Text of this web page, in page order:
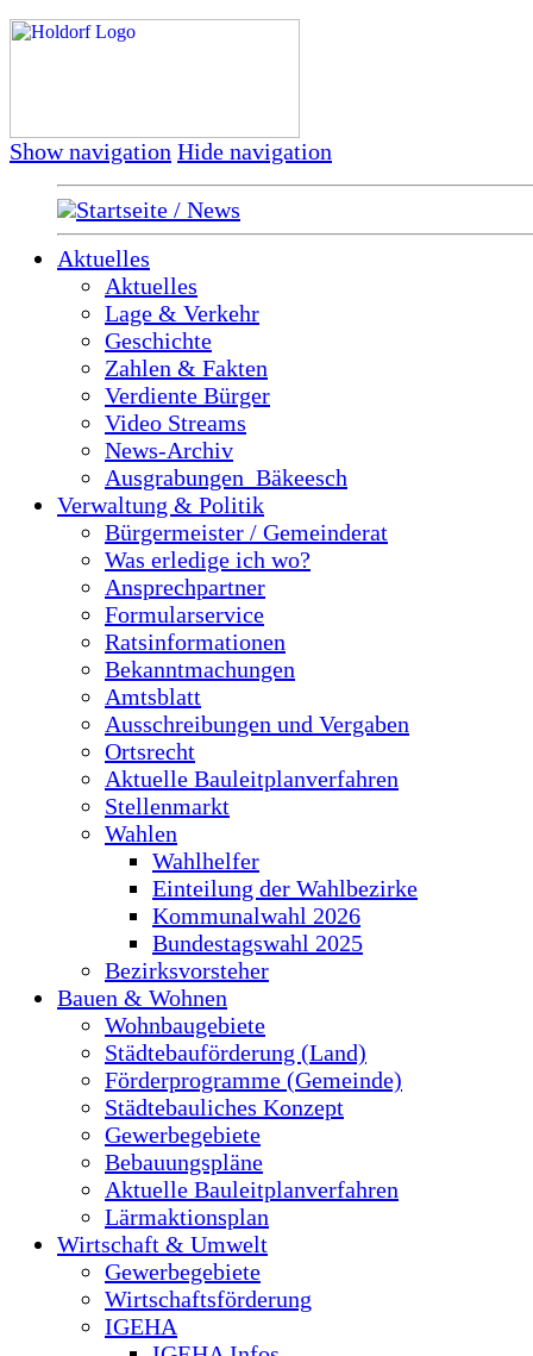
Show navigation Hide navigation
Startseite / News
Aktuelles
Aktuelles
Lage & Verkehr
Geschichte
Zahlen & Fakten
Verdiente Bürger
Video Streams
News-Archiv
Ausgrabungen_Bäkeesch
Verwaltung & Politik
Bürgermeister / Gemeinderat
Was erledige ich wo?
Ansprechpartner
Formularservice
Ratsinformationen
Bekanntmachungen
Amtsblatt
Ausschreibungen und Vergaben
Ortsrecht
Aktuelle Bauleitplanverfahren
Stellenmarkt
Wahlen
Wahlhelfer
Einteilung der Wahlbezirke
Kommunalwahl 2026
Bundestagswahl 2025
Bezirksvorsteher
Bauen & Wohnen
Wohnbaugebiete
Städtebauförderung (Land)
Förderprogramme (Gemeinde)
Städtebauliches Konzept
Gewerbegebiete
Bebauungspläne
Aktuelle Bauleitplanverfahren
Lärmaktionsplan
Wirtschaft & Umwelt
Gewerbegebiete
Wirtschaftsförderung
IGEHA